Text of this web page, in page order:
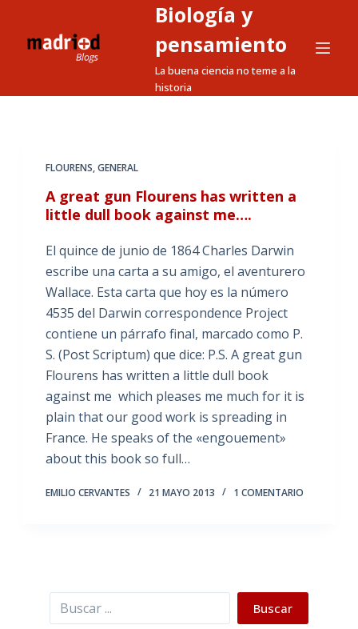
a
Biología y
pensamiento
La buena ciencia no teme a la
historia
FLOURENS,GENERAL
A great gun Flourens has written a
little dull book against me….
El quince de junio de 1864 Charles Darwin
escribe una carta a su amigo, el aventurero
Wallace. Esta carta que hoy es la número
4535 del Darwin correspondence Project
contiene un párrafo final, marcado como P.
S. (Post Scriptum) que dice: P.S. A great gun
Flourens has written a little dull book
against me which pleases me much for it is
plain that our good work is spreading in
France. He speaks of the «engouement»
about this book so full…
EMILIO CERVANTES 21 MAYO 2013 1 COMENTARIO
Buscar Buscar